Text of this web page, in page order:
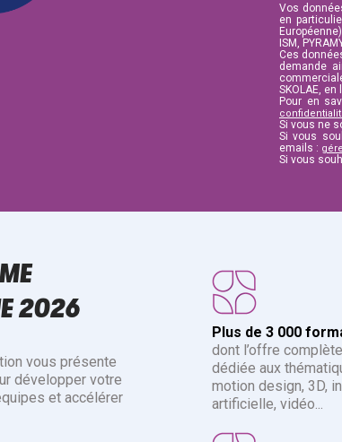
Vos
en
ISM,
Ces
demande
SKOLAE,
Pour en
Si vous ne
Si vous
emails :
Si vous
2026
vous présente
développer votre
et accélérer
Plus de 3 000
dont l’offre
dédiée aux
motion design, 3D,
artificielle, vidéo...